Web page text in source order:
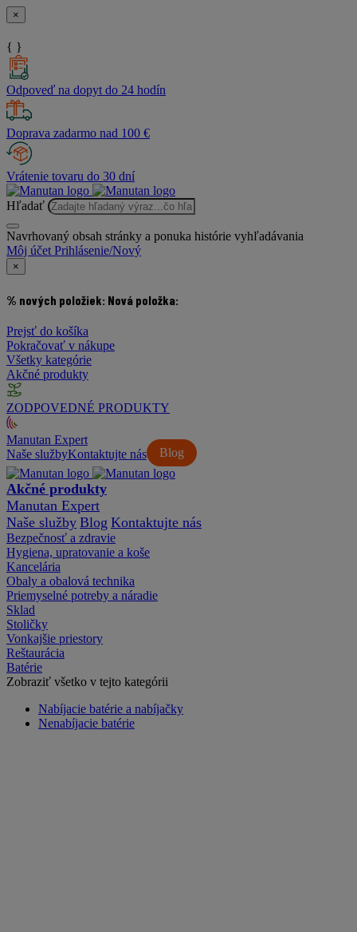
×
{ }
Odpoveď na dopyt do 24 hodín
Doprava zadarmo nad 100 €
Vrátenie tovaru do 30 dní
Hľadať
Navrhovaný obsah stránky a ponuka histórie vyhľadávania
Môj účet Prihlásenie/Nový
×
% nových položiek: Nová položka:
Prejsť do košíka
Pokračovať v nákupe
Všetky kategórie
Akčné produkty
ZODPOVEDNÉ PRODUKTY
Manutan Expert
Naše služby
Blog
Kontaktujte nás
Akčné produkty
Manutan Expert
Naše služby Blog Kontaktujte nás
Bezpečnosť a zdravie
Hygiena, upratovanie a koše
Kancelária
Obaly a obalová technika
Priemyselné potreby a náradie
Sklad
Stoličky
Vonkajšie priestory
Reštaurácia
Batérie
Zobraziť všetko v tejto kategórii
Nabíjacie batérie a nabíjačky
Nenabíjacie batérie